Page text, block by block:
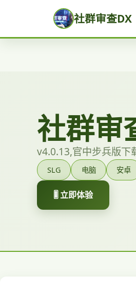
社群审查DX
社群审
v4.0.13,官中步兵版下
SLG 电脑 安卓
🎚️ 立即体验